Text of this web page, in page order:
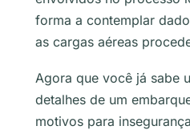
forma a contemplar
as cargas aéreas
Agora que você já sabe
detalhes de um
motivos para